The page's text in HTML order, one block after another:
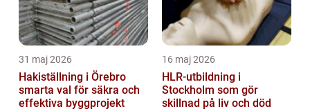
31 maj 2026
Hakiställning i Örebro
smarta val för säkra och
effektiva byggprojekt
16 maj 2026
HLR-utbildning i
Stockholm som gör
skillnad på liv och död